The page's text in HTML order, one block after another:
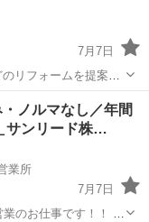
7月7日
リフォームを提案。
するため、 商材やサ
の流れ
ノルマなし／年間
サンリード株…
業所
7月7日
お仕事です！！ ＼